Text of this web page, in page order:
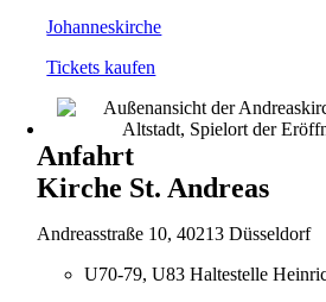
Johanneskirche
Tickets kaufen
Anfahrt
Kirche St. Andreas
Andreasstraße 10, 40213 Düsseldorf
U70-79, U83 Haltestelle